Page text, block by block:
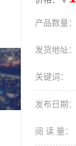
产品数量：
发货地址：
关键词：
发布日期：
阅 读 量：